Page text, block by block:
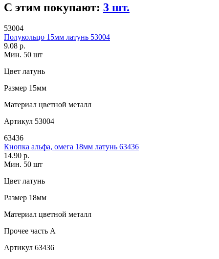
С этим покупают: 3 шт.
53004
Полукольцо 15мм латунь 53004
9.08 р.
Мин. 50 шт
Цвет латунь
Размер 15мм
Материал цветной металл
Артикул 53004
63436
Кнопка альфа, омега 18мм латунь 63436
14.90 р.
Мин. 50 шт
Цвет латунь
Размер 18мм
Материал цветной металл
Прочее часть A
Артикул 63436